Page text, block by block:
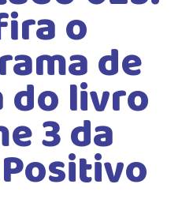
o
de
do livro
3 da